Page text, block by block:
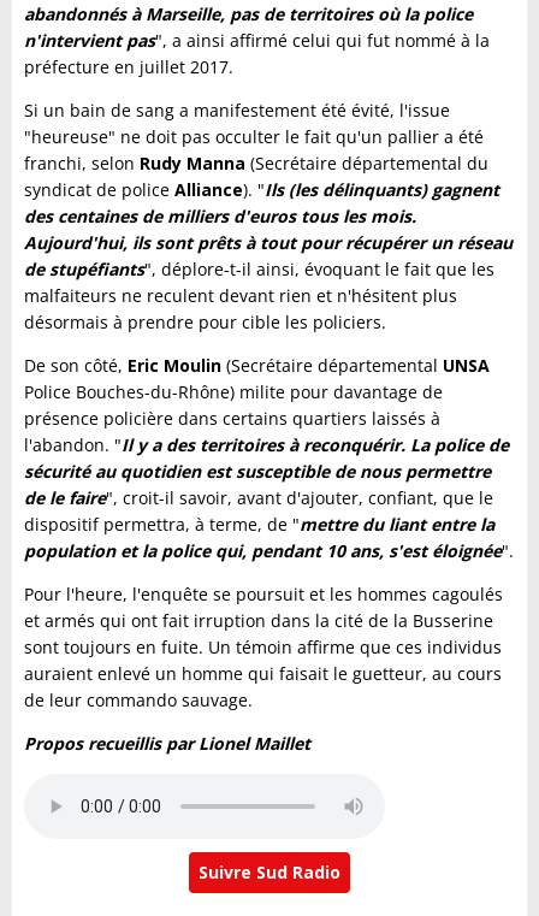
abandonnés à Marseille, pas de territoires où la police
n'intervient pas", a ainsi affirmé celui qui fut nommé à la
préfecture en juillet 2017.
Si un bain de sang a manifestement été évité, l'issue
"heureuse" ne doit pas occulter le fait qu'un pallier a été
franchi, selon Rudy Manna (Secrétaire départemental du
syndicat de police Alliance). "Ils (les délinquants) gagnent
des centaines de milliers d'euros tous les mois.
Aujourd'hui, ils sont prêts à tout pour récupérer un réseau
de stupéfiants", déplore-t-il ainsi, évoquant le fait que les
malfaiteurs ne reculent devant rien et n'hésitent plus
désormais à prendre pour cible les policiers.
De son côté, Eric Moulin (Secrétaire départemental UNSA
Police Bouches-du-Rhône) milite pour davantage de
présence policière dans certains quartiers laissés à
l'abandon. "Il y a des territoires à reconquérir. La police de
sécurité au quotidien est susceptible de nous permettre
de le faire", croit-il savoir, avant d'ajouter, confiant, que le
dispositif permettra, à terme, de "mettre du liant entre la
population et la police qui, pendant 10 ans, s'est éloignée".
Pour l'heure, l'enquête se poursuit et les hommes cagoulés
et armés qui ont fait irruption dans la cité de la Busserine
sont toujours en fuite. Un témoin affirme que ces individus
auraient enlevé un homme qui faisait le guetteur, au cours
de leur commando sauvage.
Propos recueillis par Lionel Maillet
Suivre Sud Radio